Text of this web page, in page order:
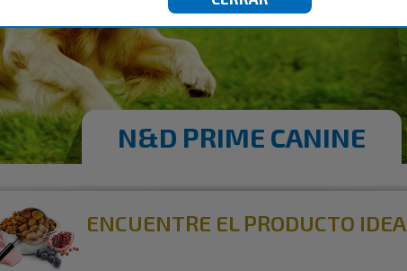
N&D PRIME CANINE
ENCUENTRE EL PRODUCTO